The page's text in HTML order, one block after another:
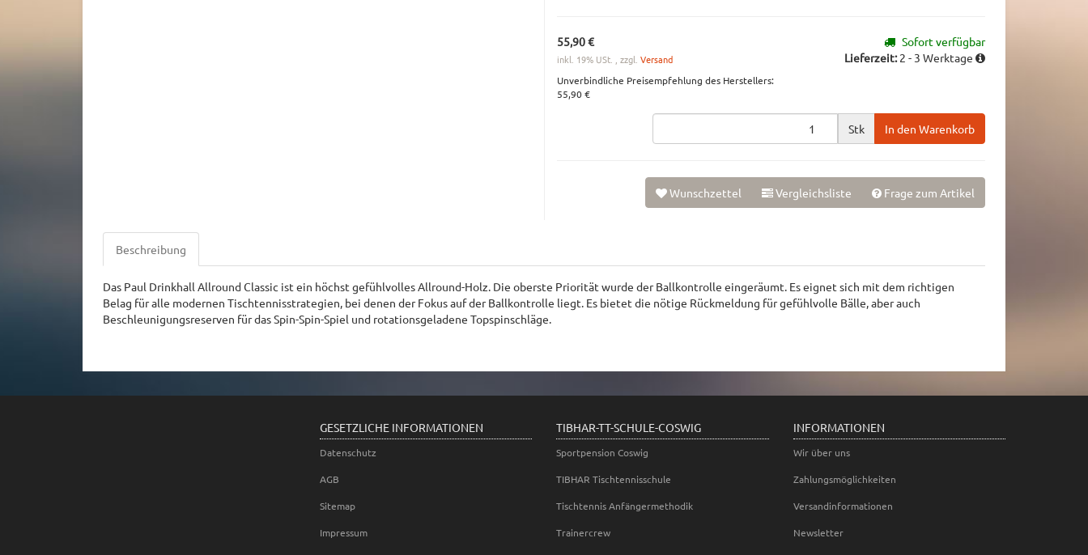
55,90 €
inkl. 19% USt. , zzgl. Versand
Unverbindliche Preisempfehlung des Herstellers:
55,90 €
Sofort verfügbar
Lieferzeit:2 - 3 Werktage
Stk In den Warenkorb
Wunschzettel Vergleichsliste Frage zum Artikel
Beschreibung
Das Paul Drinkhall Allround Classic ist ein höchst gefühlvolles Allround-Holz. Die oberste Priorität wurde der Ballkontrolle eingeräumt. Es eignet sich mit dem richtigen
Belag für alle modernen Tischtennisstrategien, bei denen der Fokus auf der Ballkontrolle liegt. Es bietet die nötige Rückmeldung für gefühlvolle Bälle, aber auch
Beschleunigungsreserven für das Spin-Spin-Spiel und rotationsgeladene Topspinschläge.
GESETZLICHE INFORMATIONEN
Datenschutz
AGB
Sitemap
Impressum
TIBHAR-TT-SCHULE-COSWIG
Sportpension Coswig
TIBHAR Tischtennisschule
Tischtennis Anfängermethodik
Trainercrew
INFORMATIONEN
Wir über uns
Zahlungsmöglichkeiten
Versandinformationen
Newsletter